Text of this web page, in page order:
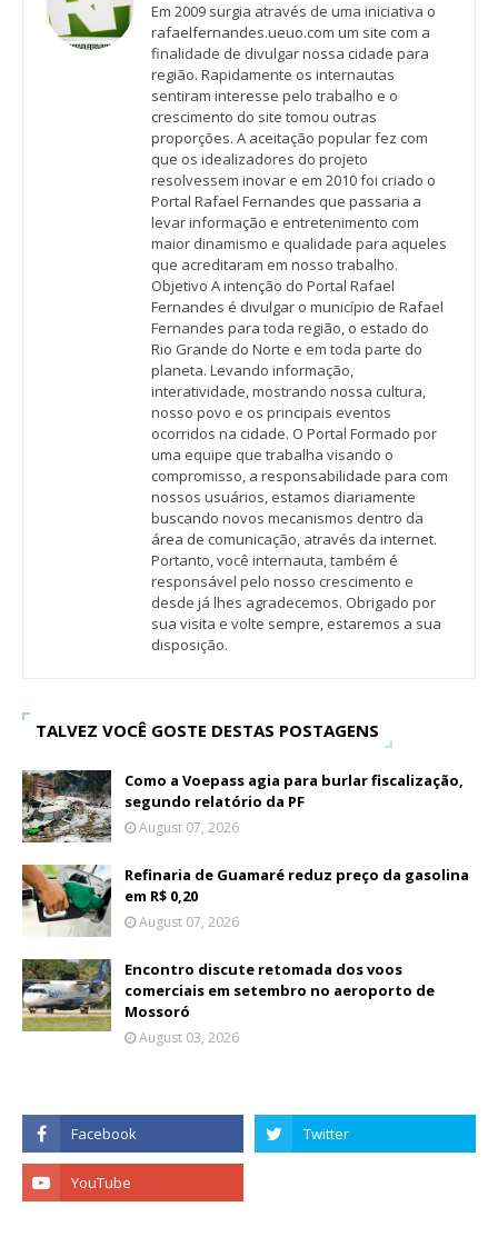
Em 2009 surgia através de uma iniciativa o
rafaelfernandes.ueuo.com um site com a
finalidade de divulgar nossa cidade para
região. Rapidamente os internautas
sentiram interesse pelo trabalho e o
crescimento do site tomou outras
proporções. A aceitação popular fez com
que os idealizadores do projeto
resolvessem inovar e em 2010 foi criado o
Portal Rafael Fernandes que passaria a
levar informação e entretenimento com
maior dinamismo e qualidade para aqueles
que acreditaram em nosso trabalho.
Objetivo A intenção do Portal Rafael
Fernandes é divulgar o município de Rafael
Fernandes para toda região, o estado do
Rio Grande do Norte e em toda parte do
planeta. Levando informação,
interatividade, mostrando nossa cultura,
nosso povo e os principais eventos
ocorridos na cidade. O Portal Formado por
uma equipe que trabalha visando o
compromisso, a responsabilidade para com
nossos usuários, estamos diariamente
buscando novos mecanismos dentro da
área de comunicação, através da internet.
Portanto, você internauta, também é
responsável pelo nosso crescimento e
desde já lhes agradecemos. Obrigado por
sua visita e volte sempre, estaremos a sua
disposição.
TALVEZ VOCÊ GOSTE DESTAS POSTAGENS
Como a Voepass agia para burlar fiscalização,
segundo relatório da PF
August 07, 2026
Refinaria de Guamaré reduz preço da gasolina
em R$ 0,20
August 07, 2026
Encontro discute retomada dos voos
comerciais em setembro no aeroporto de
Mossoró
August 03, 2026